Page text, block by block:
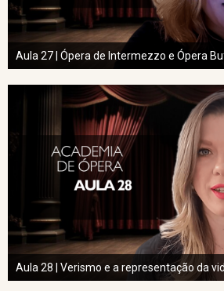
Aula 27 | Ópera de Intermezzo e Ópera
Aula 28 | Verismo e a representação da